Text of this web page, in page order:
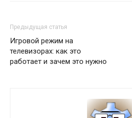
Предыдущая статья
Игровой режим на
телевизорах: как это
работает и зачем это нужно